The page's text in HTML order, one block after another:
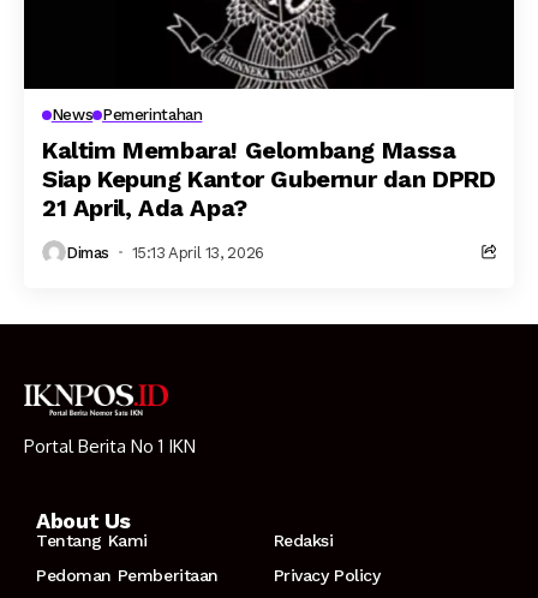
News Pemerintahan
Kaltim Membara! Gelombang Massa
Siap Kepung Kantor Gubernur dan DPRD
21 April, Ada Apa?
Dimas 15:13 April 13, 2026
Portal Berita No 1 IKN
About Us
Tentang Kami
Redaksi
Pedoman Pemberitaan
Privacy Policy